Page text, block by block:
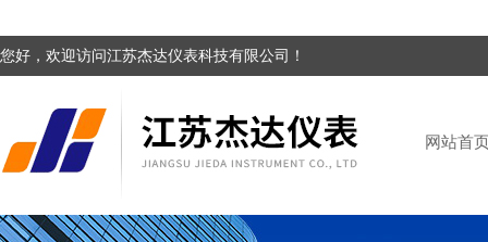
您好，欢迎访问江苏杰达仪表科技有限公司！
网站首